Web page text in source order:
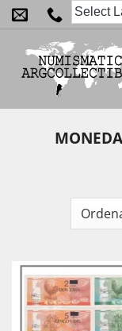
Saltar
al
contenido